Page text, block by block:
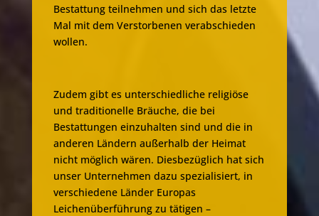
Bestattung teilnehmen und sich das letzte
Mal mit dem Verstorbenen verabschieden
wollen.
Zudem gibt es unterschiedliche religiöse
und traditionelle Bräuche, die bei
Bestattungen einzuhalten sind und die in
anderen Ländern außerhalb der Heimat
nicht möglich wären. Diesbezüglich hat sich
unser Unternehmen dazu spezialisiert, in
verschiedene Länder Europas
Leichenüberführung zu tätigen –